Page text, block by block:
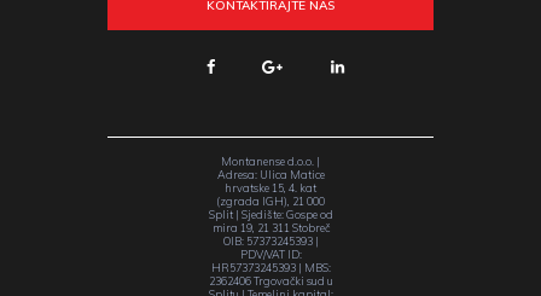
Montanense d.o.o. |
Adresa: Ulica Matice
hrvatske 15, 4. kat
(zgrada IGH), 21 000
Split | Sjedište: Gospe od
mira 19, 21 311 Stobreč
OIB: 57373245393 |
PDV/VAT ID:
HR57373245393 | MBS:
2362406 Trgovački sud u